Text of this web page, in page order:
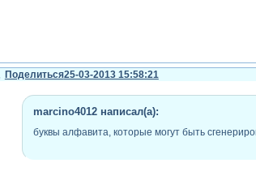
Поделиться25-03-2013 15:58:21
marcino4012 написал(а):
буквы алфавита, которые могут быть